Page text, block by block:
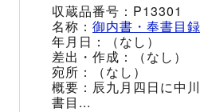
P13301
御内書・奉書目録
（なし）
（なし）
（なし）
辰九月四日に中
書目...